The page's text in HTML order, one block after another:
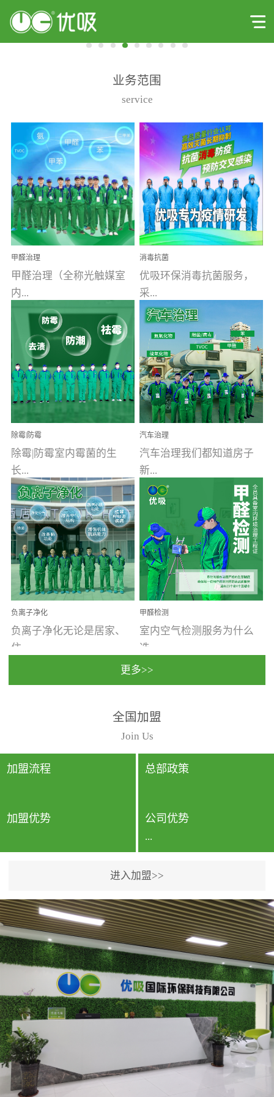
业务范围
service
甲醛治理
甲醛治理（全称光触媒室
内...
空气污染净化治理）工业
文明的进步，创造了多姿
多彩的家居产品和生活情
调，但也带来了以甲醛为
首的室内...
消毒抗菌
优吸环保消毒抗菌服务，
采...
用行业公认奥维牌消毒
液，具备杀死人体冠状病
毒的功效，杀菌率
99.99%。相对于传统消毒
液来说，无...
除霉|防霉
除霉|防霉室内霉菌的生
长...
受温度、湿度、基质养
分、通风四个条件影响，
温暖潮湿、营养物质多、
通风缓慢的空间最易滋生
大量霉菌的...
汽车治理
汽车治理我们都知道房子
新...
装修完会有甲醛，其实汽
车的甲醛超标问题更为严
重。汽车的空间范围小，
配件、皮具、装饰多，这
些都是汽...
负离子净化
负离子净化无论是居家、
住...
动，人类长时间停留的室
内空间都有整体消毒的需
要。因为空间内人流携带
的、空气...
甲醛检测
室内空气检测服务为什么
选...
行国家规定的标准检测方
法，空气采样量准确，检
测结果可靠，远胜于其他
检测...
更多>>
全国加盟
Join Us
加盟流程 总部政策
加盟优势 公司优势
...
专利保护优势、双甲资质
企业（“室内环境净化治理
甲级施工资质”“室内环境
污染治理资质等级证
书”）、拥有多名高级《环
境工程高级工程师》室内
空气治理资格认证的治理
人员、掌握室内空气净化
治理实用技术和五项专利
技术、八项计算机软件著
作权登记证书等。研发实
进入加盟>>